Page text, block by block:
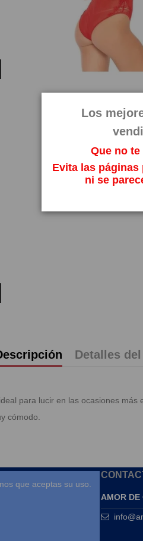
Detalles
para lucir en las ocasiones más
cómodo.
AMOR DE
Los
Que no
Evita las
ni se
que aceptas su uso.